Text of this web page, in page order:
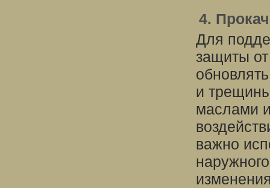
4.
Для
защиты
и
маслами
важно